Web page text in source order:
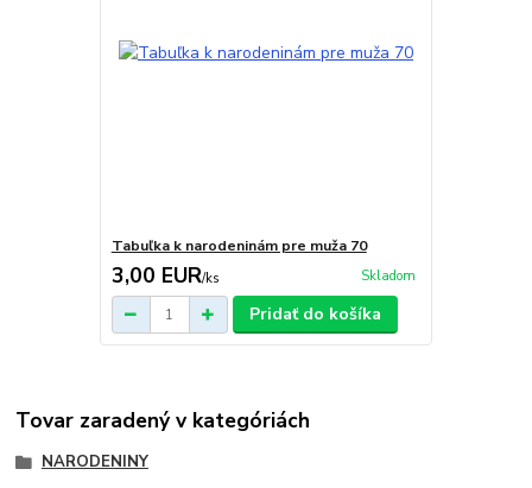
Tabuľka k narodeninám pre muža 70
3,00 EUR/ks Skladom
Pridať do košíka
Tovar zaradený v kategóriách
NARODENINY